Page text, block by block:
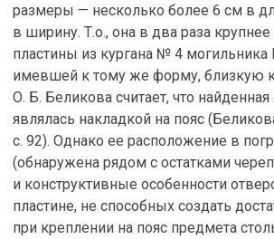
размеры — несколько более 6 см в
в ширину. Т.о., она в два раза
пластины из кургана № 4
имевшей к тому же форму, близкую к
О. Б. Беликова считает, что
являлась накладкой на пояс
с. 92). Однако ее расположение в
(обнаружена рядом с остатками
и конструктивные особенности
пластине, не способных создать
при креплении на пояс предмета